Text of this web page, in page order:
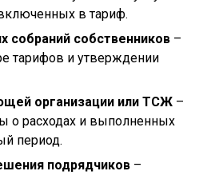
в тариф.
собраний собственников –
тарифов и утверждении
организации или ТСЖ –
о расходах и выполненных
период.
подрядчиков –